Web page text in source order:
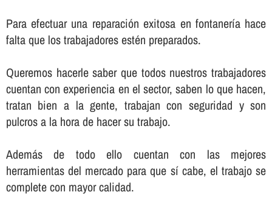
Para efectuar una reparación exitosa en fontanerí­a hace
falta que los trabajadores estén preparados.
Queremos hacerle saber que todos nuestros trabajadores
cuentan con experiencia en el sector, saben lo que hacen,
tratan bien a la gente, trabajan con seguridad y son
pulcros a la hora de hacer su trabajo.
Además de todo ello cuentan con las mejores
herramientas del mercado para que sí­ cabe, el trabajo se
complete con mayor calidad.